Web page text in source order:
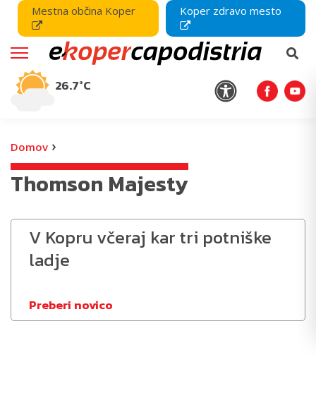
Mestna občina Koper Koper zdravo mesto
26.7°C
Domov ›
Thomson Majesty
V Kopru včeraj kar tri potniške
ladje
Preberi novico